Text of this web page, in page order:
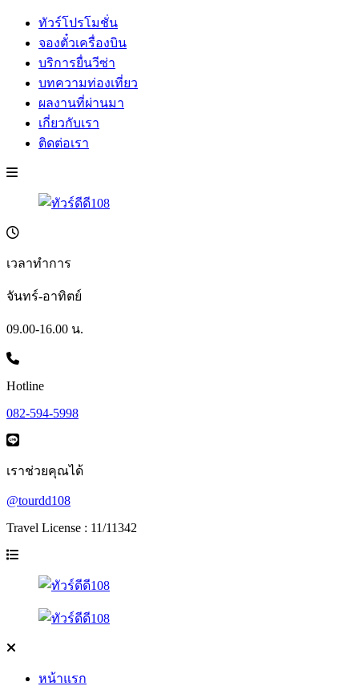
ทัวร์โปรโมชั่น
จองตั๋วเครื่องบิน
บริการยื่นวีซ่า
บทความท่องเที่ยว
ผลงานที่ผ่านมา
เกี่ยวกับเรา
ติดต่อเรา
เวลาทำการ
จันทร์-อาทิตย์
09.00-16.00 น.
Hotline
082-594-5998
เราช่วยคุณได้
@tourdd108
Travel License : 11/11342
หน้าแรก